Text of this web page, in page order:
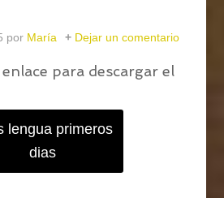
por María Dejar un comentario
para descargar el
lengua primeros
dias